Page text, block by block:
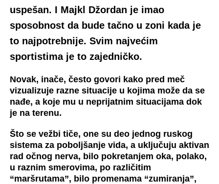
uspešan. I Majkl Džordan je imao
sposobnost da bude tačno u zoni kada je
to najpotrebnije. Svim najvećim
sportistima je to zajedničko.
Novak, inače, često govori kako pred meč
vizualizuje razne situacije u kojima može da se
nađe, a koje mu u neprijatnim situacijama dok
je na terenu.
Što se vežbi tiče, one su deo jednog ruskog
sistema za poboljšanje vida, a uključuju aktivan
rad očnog nerva, bilo pokretanjem oka, polako,
u raznim smerovima, po različitim
“maršrutama”, bilo promenama “zumiranja”,